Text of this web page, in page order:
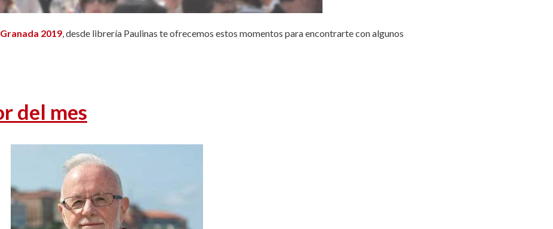
2019, desde librería Paulinas te ofrecemos estos momentos para encontrarte con algunos
del mes